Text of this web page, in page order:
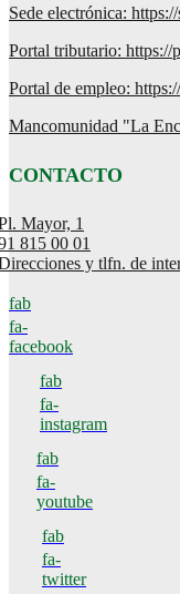
Sede electrónica:
Portal tributario:
Portal de empleo:
Mancomunidad "La
CONTACTO
Mayor, 1
815 00 01
y tlfn. de
fab
fa-
facebook
fab
fa-
instagram
fab
fa-
youtube
fab
fa-
twitter